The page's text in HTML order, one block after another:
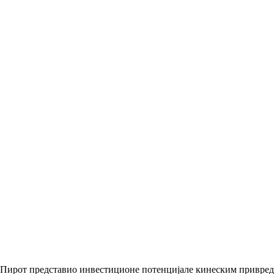
Пирот представио инвестиционе потенцијале кинеским